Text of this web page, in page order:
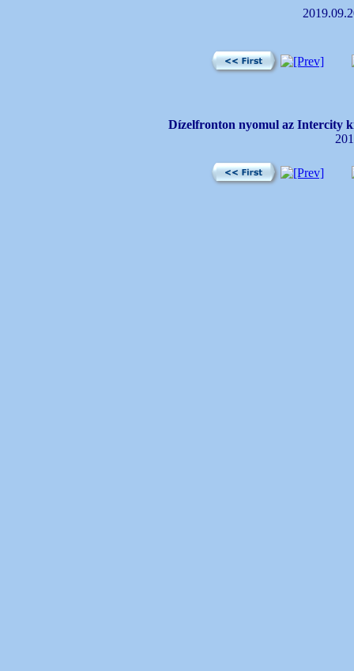
Dízelfronton nyomul az Intercity